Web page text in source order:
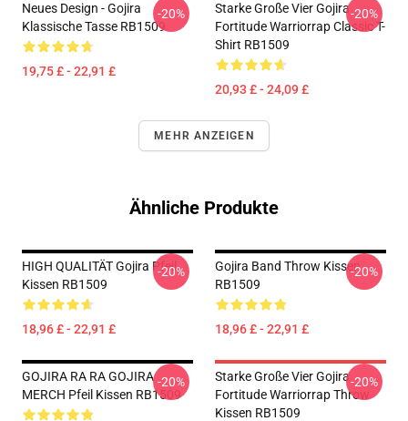
Neues Design - Gojira
Klassische Tasse RB1509
19,75 £ - 22,91 £
-20%
Starke Große Vier Gojira
Fortitude Warriorrap Classic T-
Shirt RB1509
20,93 £ - 24,09 £
-20%
MEHR ANZEIGEN
Ähnliche Produkte
HIGH QUALITÄT Gojira Pfeil
Kissen RB1509
18,96 £ - 22,91 £
-20%
Gojira Band Throw Kissen
RB1509
18,96 £ - 22,91 £
-20%
GOJIRA RA RA GOJIRA
MERCH Pfeil Kissen RB1509
-20%
Starke Große Vier Gojira
Fortitude Warriorrap Throw
Kissen RB1509
-20%